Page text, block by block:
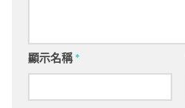
顯示名稱*